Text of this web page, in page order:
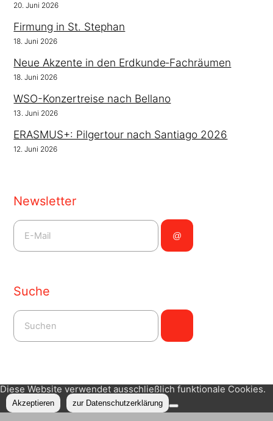
20. Juni 2026
Firmung in St. Stephan
18. Juni 2026
Neue Akzente in den Erdkunde‑Fachräumen
18. Juni 2026
WSO-Konzertreise nach Bellano
13. Juni 2026
ERASMUS+: Pilgertour nach Santiago 2026
12. Juni 2026
Newsletter
Suche
Diese Website verwendet ausschließlich funktionale Cookies.
Akzeptieren zur Datenschutzerklärung